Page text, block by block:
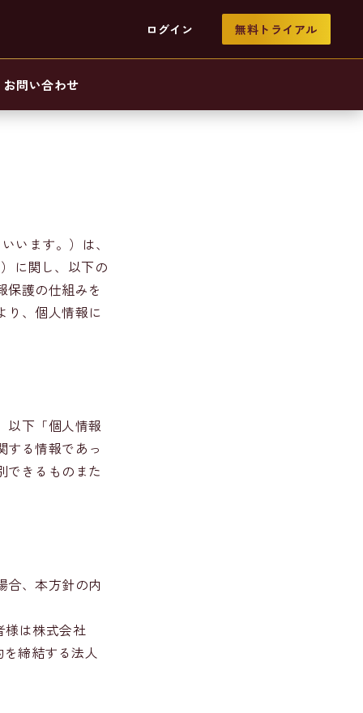
ログイン 無料トライアル
お問い合わせ
います。）は、
に関し、以下の
保護の仕組みを
り、個人情報に
以下「個人情報
する情報であっ
できるものまた
合、本方針の内
様は株式会社
締結する法人